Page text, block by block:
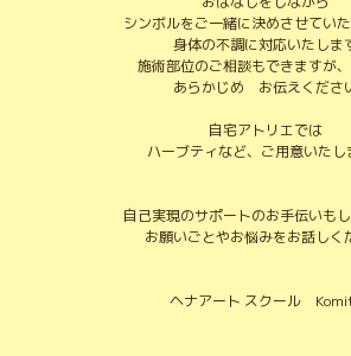
シンボルをご一緒に決めさせてい
身体の不調に対応いたしま
施術部位のご相談もできますが
あらかじめ お伝えくださ
自宅アトリエでは
ハーブティなど、ご用意いたし
自己実現のサポートのお手伝いも
お願いごとやお悩みをお話しく
ヘナアート スクール